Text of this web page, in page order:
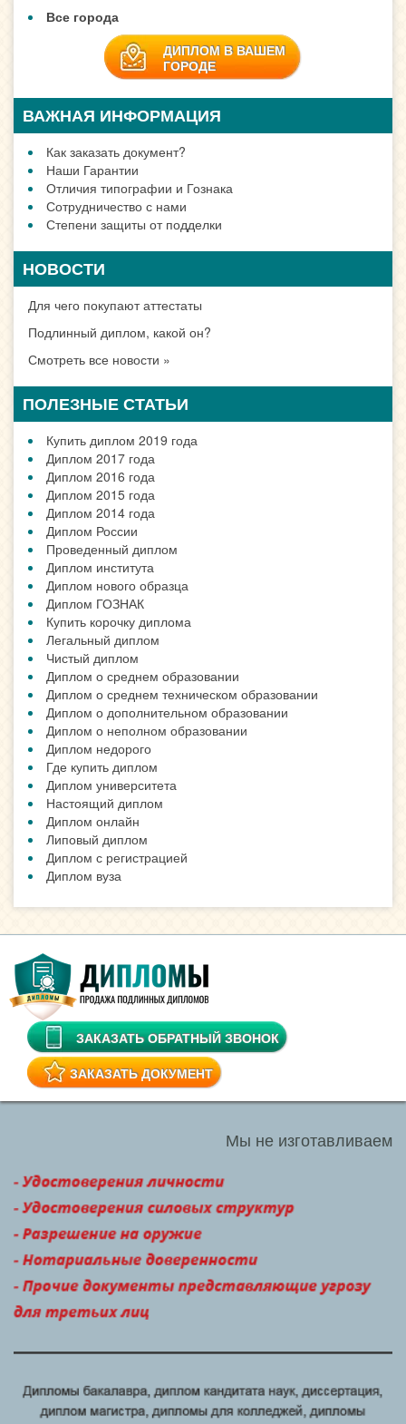
Все города
ДИПЛОМ В ВАШЕМ
ГОРОДЕ
ВАЖНАЯ ИНФОРМАЦИЯ
Как заказать документ?
Наши Гарантии
Отличия типографии и Гознака
Сотрудничество с нами
Степени защиты от подделки
НОВОСТИ
Для чего покупают аттестаты
Подлинный диплом, какой он?
Смотреть все новости »
ПОЛЕЗНЫЕ СТАТЬИ
Купить диплом 2019 года
Диплом 2017 года
Диплом 2016 года
Диплом 2015 года
Диплом 2014 года
Диплом России
Проведенный диплом
Диплом института
Диплом нового образца
Диплом ГОЗНАК
Купить корочку диплома
Легальный диплом
Чистый диплом
Диплом о среднем образовании
Диплом о среднем техническом образовании
Диплом о дополнительном образовании
Диплом о неполном образовании
Диплом недорого
Где купить диплом
Диплом университета
Настоящий диплом
Диплом онлайн
Липовый диплом
Диплом с регистрацией
Диплом вуза
ЗАКАЗАТЬ ОБРАТНЫЙ ЗВОНОК
ЗАКАЗАТЬ ДОКУМЕНТ
Мы не изготавливаем